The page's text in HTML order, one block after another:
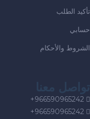
الطلب
والأحكام
معنا